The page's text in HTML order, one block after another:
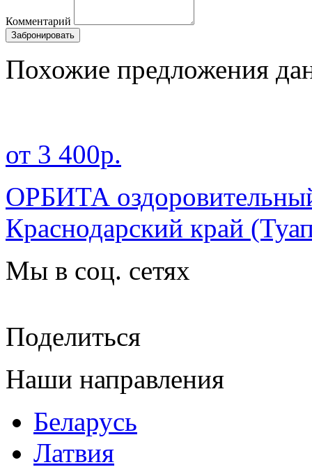
Комментарий
Забронировать
Похожие предложения
от 3 400р.
ОРБИТА
Краснодарский край
Мы в соц. сетях
Поделиться
Наши направления
Беларусь
Латвия